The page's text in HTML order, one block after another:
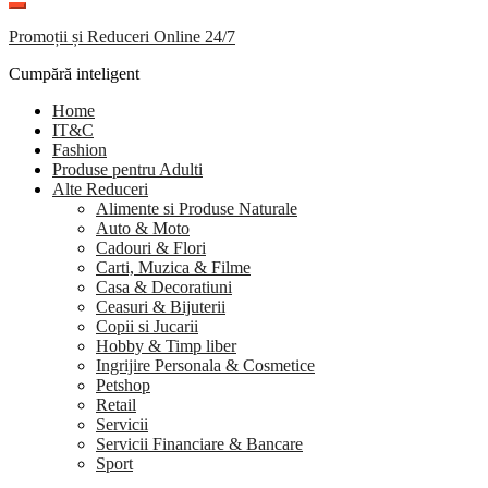
Promoții și Reduceri Online 24/7
Cumpără inteligent
Home
IT&C
Fashion
Produse pentru Adulti
Alte Reduceri
Alimente si Produse Naturale
Auto & Moto
Cadouri & Flori
Carti, Muzica & Filme
Casa & Decoratiuni
Ceasuri & Bijuterii
Copii si Jucarii
Hobby & Timp liber
Ingrijire Personala & Cosmetice
Petshop
Retail
Servicii
Servicii Financiare & Bancare
Sport